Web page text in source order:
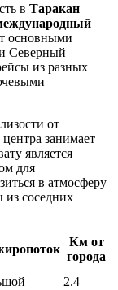
в Таракан
основными
Северный
из разных
от
занимает
является
для
в атмосферу
из соседних
Км от
города
2.4